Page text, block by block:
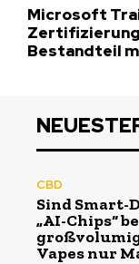
Microsoft
Bestandteil
CBD
Sind Smart-
„AI-Chips“
Vapes nur